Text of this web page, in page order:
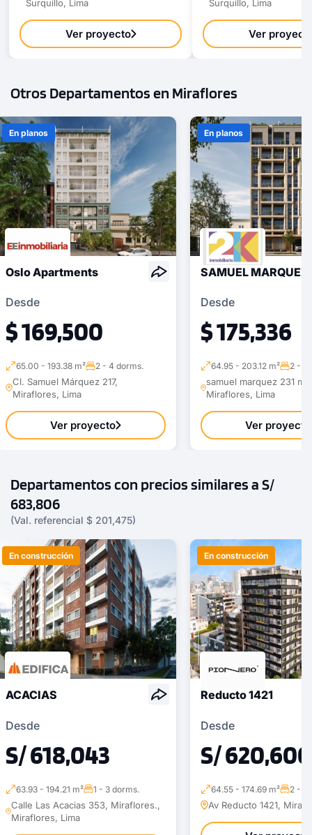
Surquillo, Lima
Ver proyecto
Surquillo, Lima
Ver
Otros Departamentos en Miraflores
En planos
Oslo Apartments
Desde
$ 169,500
65.00 - 193.38 m² 2 - 4 dorms.
Cl. Samuel Márquez 217,
Miraflores, Lima
Ver proyecto
En planos
SAMUEL MARQUEZ
Desde
$ 175,336
64.95 - 203.12 m² 2 - 3
samuel marquez 231
Miraflores, Lima
Ver proyecto
Departamentos con precios similares a S/
683,806
(Val. referencial $ 201,475)
En construcción
ACACIAS
Desde
S/ 618,043
63.93 - 194.21 m² 1 - 3 dorms.
Calle Las Acacias 353, Miraflores.,
Miraflores, Lima
En construcción
Reducto 1421
Desde
S/ 620,600
64.55 - 174.69 m² 2 - 3
Av Reducto 1421,